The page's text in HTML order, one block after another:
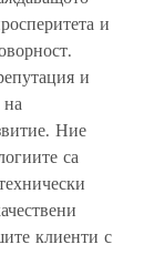
и
и
Ние
са
клиенти с